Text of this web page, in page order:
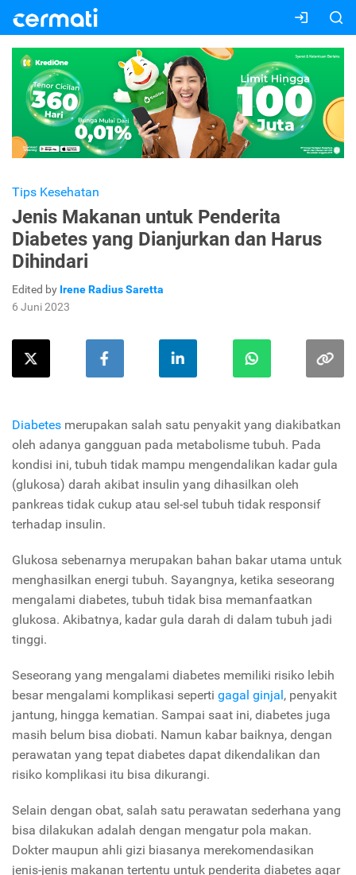
Tips Kesehatan
Jenis Makanan untuk Penderita
Diabetes yang Dianjurkan dan Harus
Dihindari
Edited by Irene Radius Saretta
6 Juni 2023
Diabetes merupakan salah satu penyakit yang diakibatkan
oleh adanya gangguan pada metabolisme tubuh. Pada
kondisi ini, tubuh tidak mampu mengendalikan kadar gula
(glukosa) darah akibat insulin yang dihasilkan oleh
pankreas tidak cukup atau sel-sel tubuh tidak responsif
terhadap insulin.
Glukosa sebenarnya merupakan bahan bakar utama untuk
menghasilkan energi tubuh. Sayangnya, ketika seseorang
mengalami diabetes, tubuh tidak bisa memanfaatkan
glukosa. Akibatnya, kadar gula darah di dalam tubuh jadi
tinggi.
Seseorang yang mengalami diabetes memiliki risiko lebih
besar mengalami komplikasi seperti gagal ginjal , penyakit
jantung, hingga kematian. Sampai saat ini, diabetes juga
masih belum bisa diobati. Namun kabar baiknya, dengan
perawatan yang tepat diabetes dapat dikendalikan dan
risiko komplikasi itu bisa dikurangi.
Selain dengan obat, salah satu perawatan sederhana yang
bisa dilakukan adalah dengan mengatur pola makan.
Dokter maupun ahli gizi biasanya merekomendasikan
jenis-jenis makanan tertentu untuk penderita diabetes agar